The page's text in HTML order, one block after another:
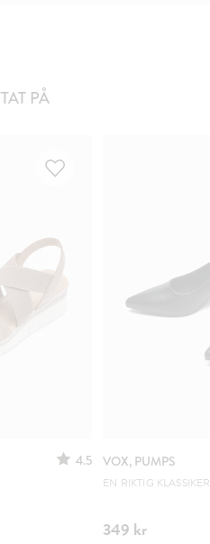
PÅ
4.5 VOX, PUMPS
EN RIKTIG KLASSIKER
349 kr